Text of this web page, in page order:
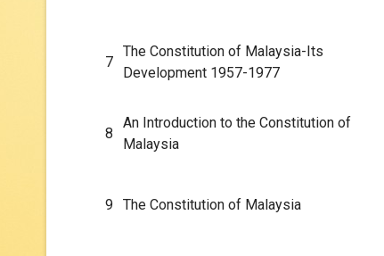
7
The Constitution of Malaysia-Its
Development 1957-1977
8
An Introduction to the Constitution of
Malaysia
9 The Constitution of Malaysia